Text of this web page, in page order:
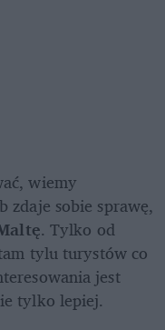
wiemy
zdaje sobie sprawę,
. Tylko od
tylu turystów co
jest
tylko lepiej.